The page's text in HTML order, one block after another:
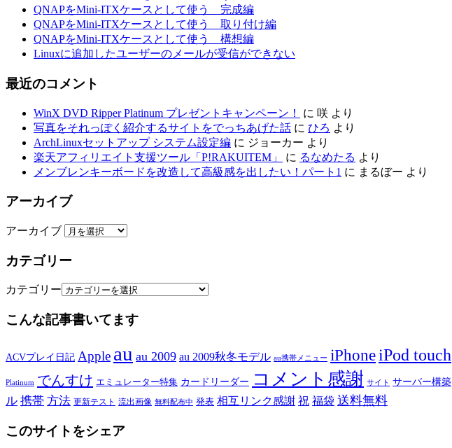
QNAPをMini-ITXケースとして使う 完成編
QNAPをMini-ITXケースとして使う 取り付け編
QNAPをMini-ITXケースとして使う 構想編
Linuxに追加したユーザーのメールが受信ができない
最近のコメント
WinX DVD Ripper Platinum プレゼントキャンペーン！ に 咲 より
写真をそれっぽく紹介するサイトをでっちあげた話 に ひろ より
ArchLinuxセットアップ システム設定編 に ジョーカー より
楽天アフィリエイト支援ツール「P!RAKUITEM」
に るなめたる より
メンブレンキーボードを改造して高級感を出したい！パート1 に まるぼー より
アーカイブ
アーカイブ
カテゴリー
カテゴリー
こんな記事書いてます
ACVプレイ日記 Apple au au 2009 au 2009秋冬モデル au携帯メニュー iPhoneiPod touch
Platinum でんすけ エミュレーター特集 カードリーダー コメント感謝 サイト サーバー構築
ル 携帯 方法 更新テスト 流出画像 無料配布中 発表 相互リンク感謝 祝 福袋 送料無料
このサイトをシェア